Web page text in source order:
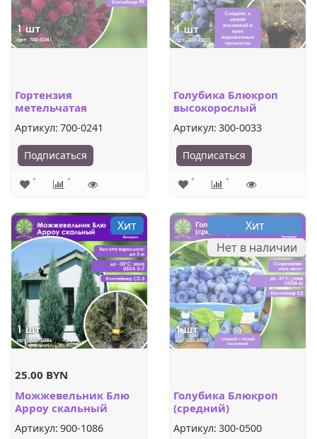
Гортензия
метельчатая
Артикул: 700-0241
Подписаться
Голубика Блюкроп
высокорослый
Артикул: 300-0033
Подписаться
Хит
25.00 BYN
Можжевельник Блю
Арроу скальный
Артикул: 900-1086
Хит
Нет в наличии
Голубика Блюкроп
(средний)
Артикул: 300-0500